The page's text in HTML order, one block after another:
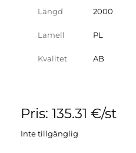
Längd 2000
Lamell PL
Kvalitet AB
Pris: 135.31 €/st
Inte tillgänglig